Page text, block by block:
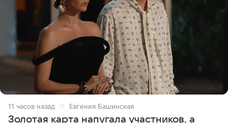
11 часов назад Евгения Башинская
Золотая карта напугала участников, а